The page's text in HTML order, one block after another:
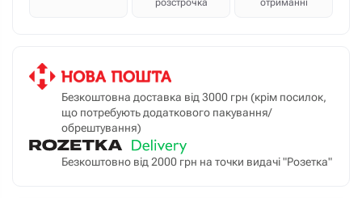
розстрочка
отриманні
Безкоштовна доставка від 3000 грн (крім посилок,
що потребують додаткового пакування/
обрештування)
Безкоштовно від 2000 грн на точки видачі "Розетка"